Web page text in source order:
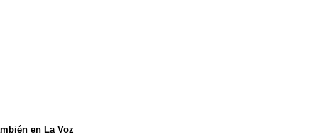
en La Voz